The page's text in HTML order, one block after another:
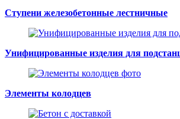
Ступени железобетонные лестничные
Унифицированные изделия для
Элементы колодцев